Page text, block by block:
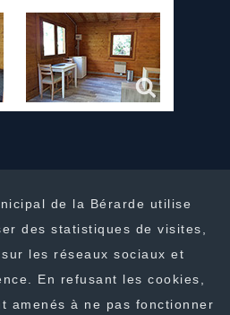
de la Bérarde utilise
des statistiques de visites,
les réseaux sociaux et
En refusant les cookies,
amenés à ne pas fonctionner